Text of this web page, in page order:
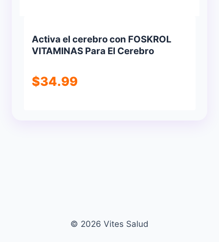
Activa el cerebro con FOSKROL
VITAMINAS Para El Cerebro
$34.99
© 2026 Vites Salud